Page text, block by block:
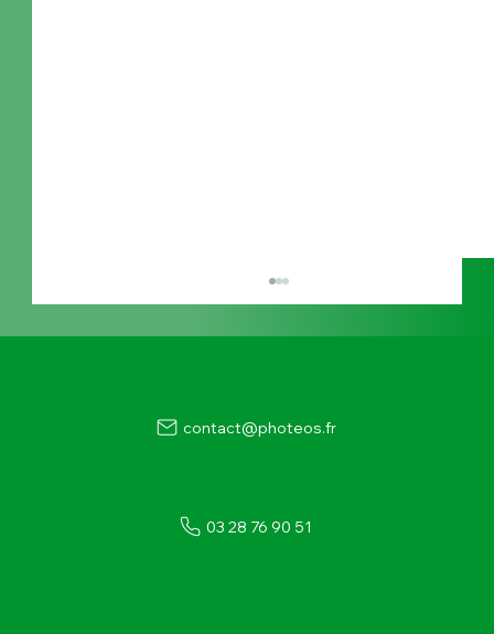
Trois nouvelles installations
03 28 76 90 51
contact@photeos.fr